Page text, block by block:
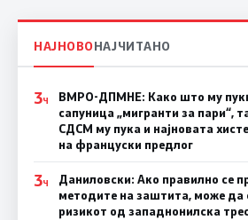
НАЈНОВОНАЈЧИТАНО
3Ч
ВМРО-ДПМНЕ: Како што му
сапуница „мигранти за пари“,
СДСМ му пука и најновата
на француски предлог
3Ч
Даниловски: Ако правилно се
методите на заштита, може да
ризикот од западнонилска